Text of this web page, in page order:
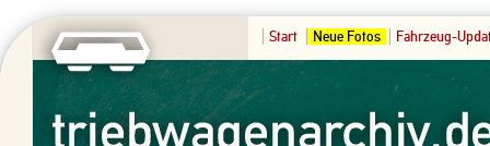
Start Neue Fotos Fahrzeug-